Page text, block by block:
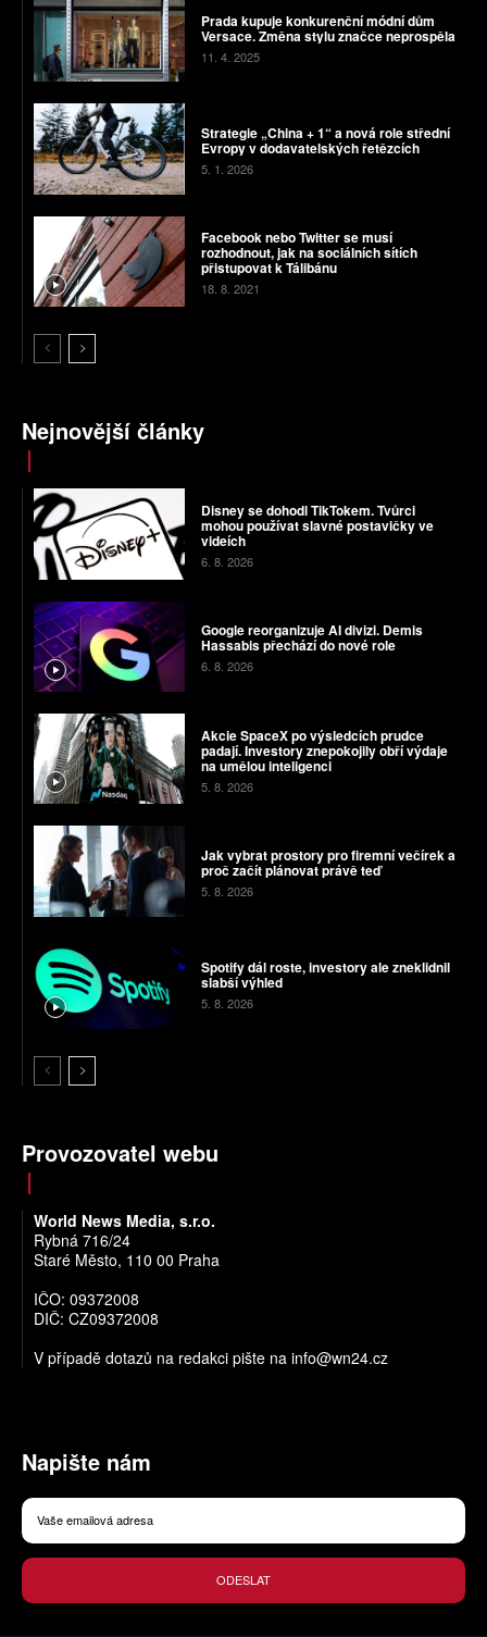
Prada kupuje konkurenční módní dům
Versace. Změna stylu značce neprospěla
11. 4. 2025
Strategie „China + 1“ a nová role střední
Evropy v dodavatelských řetězcích
5. 1. 2026
Facebook nebo Twitter se musí
rozhodnout, jak na sociálních sítích
přistupovat k Tálibánu
18. 8. 2021
Nejnovější články
Disney se dohodl TikTokem. Tvůrci
mohou používat slavné postavičky ve
videích
6. 8. 2026
Google reorganizuje AI divizi. Demis
Hassabis přechází do nové role
6. 8. 2026
Akcie SpaceX po výsledcích prudce
padají. Investory znepokojily obří výdaje
na umělou inteligenci
5. 8. 2026
Jak vybrat prostory pro firemní večírek a
proč začít plánovat právě teď
5. 8. 2026
Spotify dál roste, investory ale zneklidnil
slabší výhled
5. 8. 2026
Provozovatel webu
World News Media, s.r.o.
Rybná 716/24
Staré Město, 110 00 Praha
IČO: 09372008
DIČ: CZ09372008
V případě dotazů na redakci pište na info@wn24.cz
Napište nám
ODESLAT